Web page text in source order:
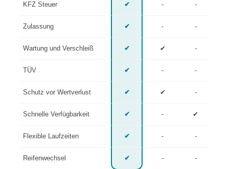
KFZ Steuer ✔ - -
Zulassung ✔ - -
Wartung und Verschleiß ✔ ✔ -
TÜV ✔ - -
Schutz vor Wertverlust ✔ ✔ -
Schnelle Verfügbarkeit ✔ - ✔
Flexible Laufzeiten ✔ - -
Reifenwechsel ✔ - -